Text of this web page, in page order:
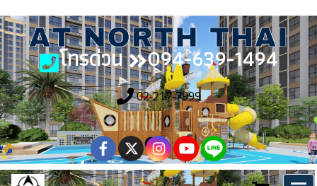
โทรด่วน 094-639-1494
02-217-7999